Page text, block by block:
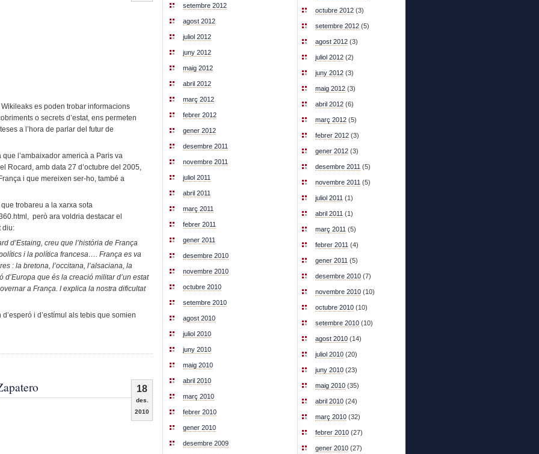
es poden trobar informacions
o secrets d’estat, ens permeten
a l’hora de parlar del futur de
l’ambaixador americà a Paris va
Rocard, amb data 27 d’octubre del 2005,
i que mereixen ser-ho, també a
trobareu a la xarxa sota
però ara voldria destacar el
diu:
d’Estaing, creu que l’história de França
i la política francesa…. França es va
: la bretona, l’occitana, l’alsaciana, la
que és la creació militar d’un estat
a França. I explica la nostra dificultat
i d’estímul als tebis que somien
18
des.
2010
setembre 2012
agost 2012
juliol 2012
juny 2012
maig 2012
abril 2012
març 2012
febrer 2012
gener 2012
desembre 2011
novembre 2011
juliol 2011
abril 2011
març 2011
febrer 2011
gener 2011
desembre 2010
novembre 2010
octubre 2010
setembre 2010
agost 2010
juliol 2010
juny 2010
maig 2010
abril 2010
març 2010
febrer 2010
gener 2010
desembre 2009
octubre 2012 (3)
setembre 2012 (5)
agost 2012 (3)
juliol 2012 (2)
juny 2012 (3)
maig 2012 (3)
abril 2012 (6)
març 2012 (5)
febrer 2012 (3)
gener 2012 (3)
desembre 2011 (5)
novembre 2011 (5)
juliol 2011 (1)
abril 2011 (1)
març 2011 (5)
febrer 2011 (4)
gener 2011 (5)
desembre 2010 (7)
novembre 2010 (10)
octubre 2010 (10)
setembre 2010 (10)
agost 2010 (14)
juliol 2010 (20)
juny 2010 (23)
maig 2010 (35)
abril 2010 (24)
març 2010 (32)
febrer 2010 (27)
gener 2010 (27)